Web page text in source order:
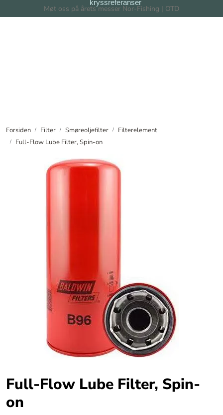
Skip to main contentMøt oss på årets messer Nor-Fishing | OTD
kryssreferanser
Forsiden Filter Smøreoljefilter
Filterelement
Full-Flow Lube Filter, Spin-on
Full-Flow Lube Filter, Spin-
on